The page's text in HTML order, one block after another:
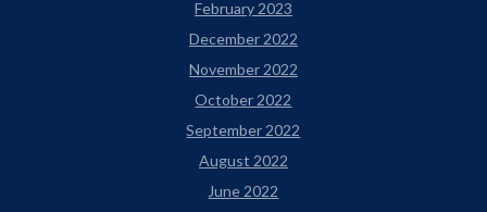
February 2023
December 2022
November 2022
October 2022
September 2022
August 2022
June 2022